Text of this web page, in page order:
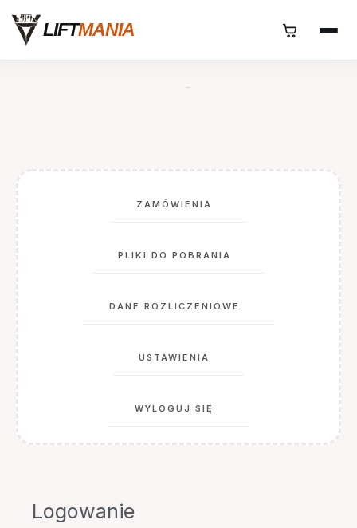
LIFTMANIA
Moje konto
ZAMÓWIENIA
PLIKI DO POBRANIA
DANE ROZLICZENIOWE
USTAWIENIA
WYLOGUJ SIĘ
Logowanie
Wymagane